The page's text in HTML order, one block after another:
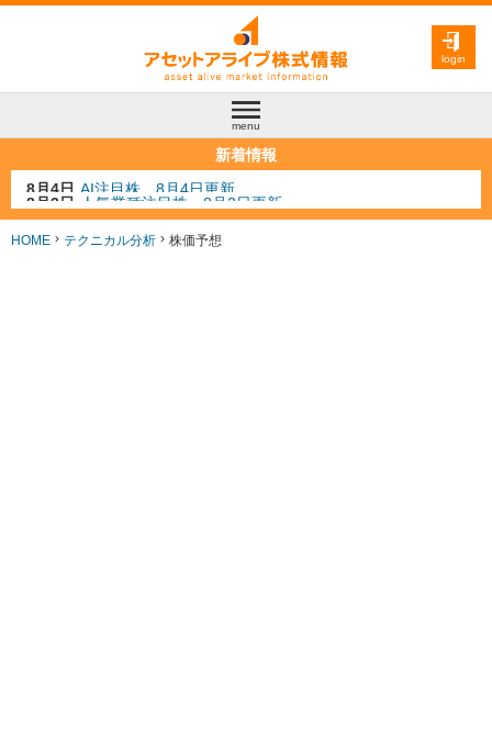
login
menu
新着情報
8月3日 人気業種注目株 8月3日更新
8月2日 金融注目株 8月2日更新
7月29日 日経225シグナル点灯
HOME テクニカル分析 株価予想